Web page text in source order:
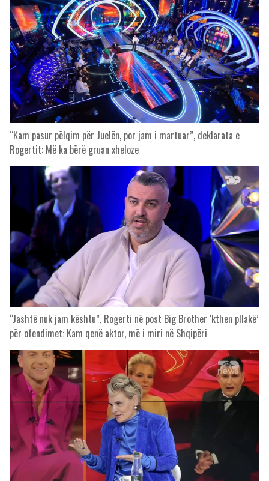
“Kam pasur pëlqim për Juelën, por jam i martuar”, deklarata e
Rogertit: Më ka bërë gruan xheloze
“Jashtë nuk jam kështu”, Rogerti në post Big Brother ‘kthen pllakë’
për ofendimet: Kam qenë aktor, më i miri në Shqipëri